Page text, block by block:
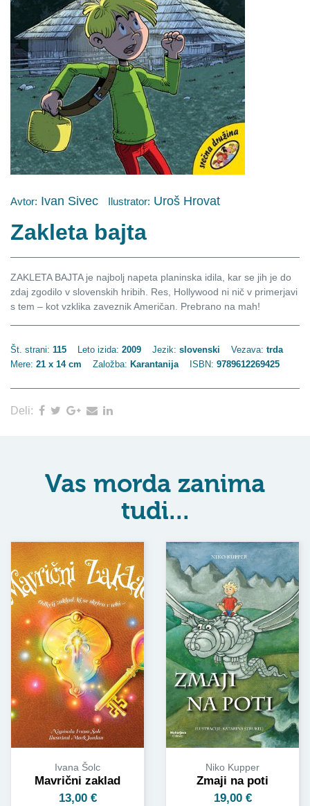
Avtor: Ivan Sivec Ilustrator: Uroš Hrovat
Zakleta bajta
ZAKLETA BAJTA je najbolj napeta planinska idila, kar se jih je do
zdaj zgodilo v slovenskih hribih. Res, Hollywood ni nič v primerjavi
s tem – kot vzklika zaveznik Američan. Prebrano na mah!
Št. strani: 115 Leto izida: 2009 Jezik: slovenski Vezava: trda
Mere: 21 x 14 cm Založba: Karantanija ISBN: 9789612269425
Deli:
Vas morda zanima
tudi...
Ivana Šolc
Mavrični zaklad
13,00 €
Niko Kupper
Zmaji na poti
19,00 €